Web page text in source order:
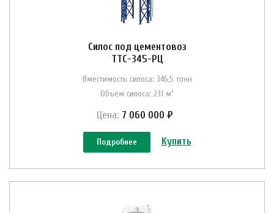
Силос под цементовоз
ТТС-345-РЦ
Вместимость силоса: 346,5 тонн
Объем силоса: 231 м³
Цена: 7 060 000 ₽
Подробнее Купить